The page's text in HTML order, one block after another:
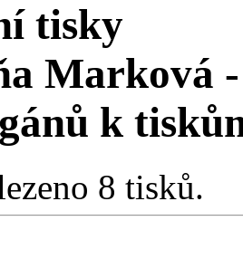
tisky
Marková
k
8 tisků.